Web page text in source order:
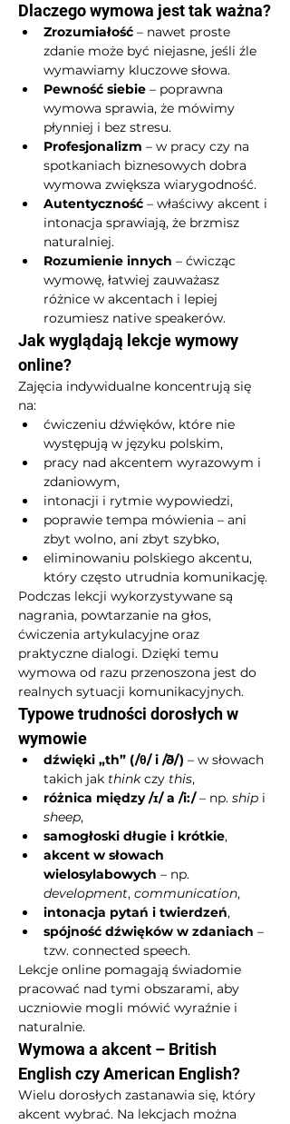
Dlaczego wymowa jest tak ważna?
Zrozumiałość – nawet proste
zdanie może być niejasne, jeśli źle
wymawiamy kluczowe słowa.
Pewność siebie – poprawna
wymowa sprawia, że mówimy
płynniej i bez stresu.
Profesjonalizm – w pracy czy na
spotkaniach biznesowych dobra
wymowa zwiększa wiarygodność.
Autentyczność – właściwy akcent i
intonacja sprawiają, że brzmisz
naturalniej.
Rozumienie innych – ćwicząc
wymowę, łatwiej zauważasz
różnice w akcentach i lepiej
rozumiesz native speakerów.
Jak wyglądają lekcje wymowy
online?
Zajęcia indywidualne koncentrują się
na:
ćwiczeniu dźwięków, które nie
występują w języku polskim,
pracy nad akcentem wyrazowym i
zdaniowym,
intonacji i rytmie wypowiedzi,
poprawie tempa mówienia – ani
zbyt wolno, ani zbyt szybko,
eliminowaniu polskiego akcentu,
który często utrudnia komunikację.
Podczas lekcji wykorzystywane są
nagrania, powtarzanie na głos,
ćwiczenia artykulacyjne oraz
praktyczne dialogi. Dzięki temu
wymowa od razu przenoszona jest do
realnych sytuacji komunikacyjnych.
Typowe trudności dorosłych w
wymowie
dźwięki „th” (/θ/ i /ð/) – w słowach
takich jak think czy this,
różnica między /ɪ/ a /i:/ – np. ship i
sheep,
samogłoski długie i krótkie,
akcent w słowach
wielosylabowych – np.
development, communication,
intonacja pytań i twierdzeń,
spójność dźwięków w zdaniach –
tzw. connected speech.
Lekcje online pomagają świadomie
pracować nad tymi obszarami, aby
uczniowie mogli mówić wyraźnie i
naturalnie.
Wymowa a akcent – British
English czy American English?
Wielu dorosłych zastanawia się, który
akcent wybrać. Na lekcjach można